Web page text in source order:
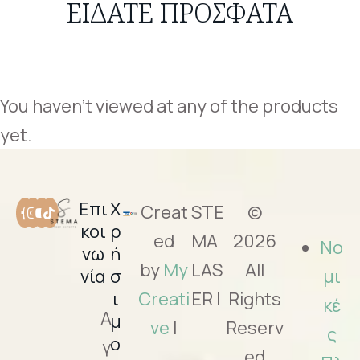
ΕΙΔΑΤΕ ΠΡΟΣΦΑΤΑ
You haven't viewed at any of the products
yet.
Επι
κοι
νω
νία
Α
γ
Χ
ρ
ή
σ
ι
μ
ο
Creat
ed
by My
Creati
ve |
STE
MA
LAS
ER |
©
2026
All
Rights
Reserv
Νο
μι
κέ
ς